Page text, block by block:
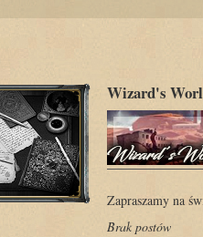
Wizard's
Zapraszamy na
Brak postów